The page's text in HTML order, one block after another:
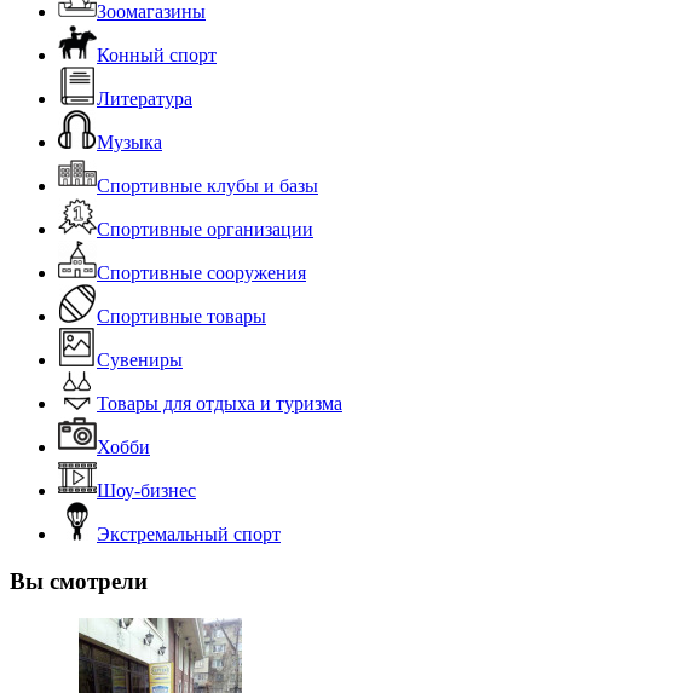
Зоомагазины
Конный спорт
Литература
Музыка
Спортивные клубы и базы
Спортивные организации
Спортивные сооружения
Спортивные товары
Сувениры
Товары для отдыха и туризма
Хобби
Шоу-бизнес
Экстремальный спорт
Вы смотрели